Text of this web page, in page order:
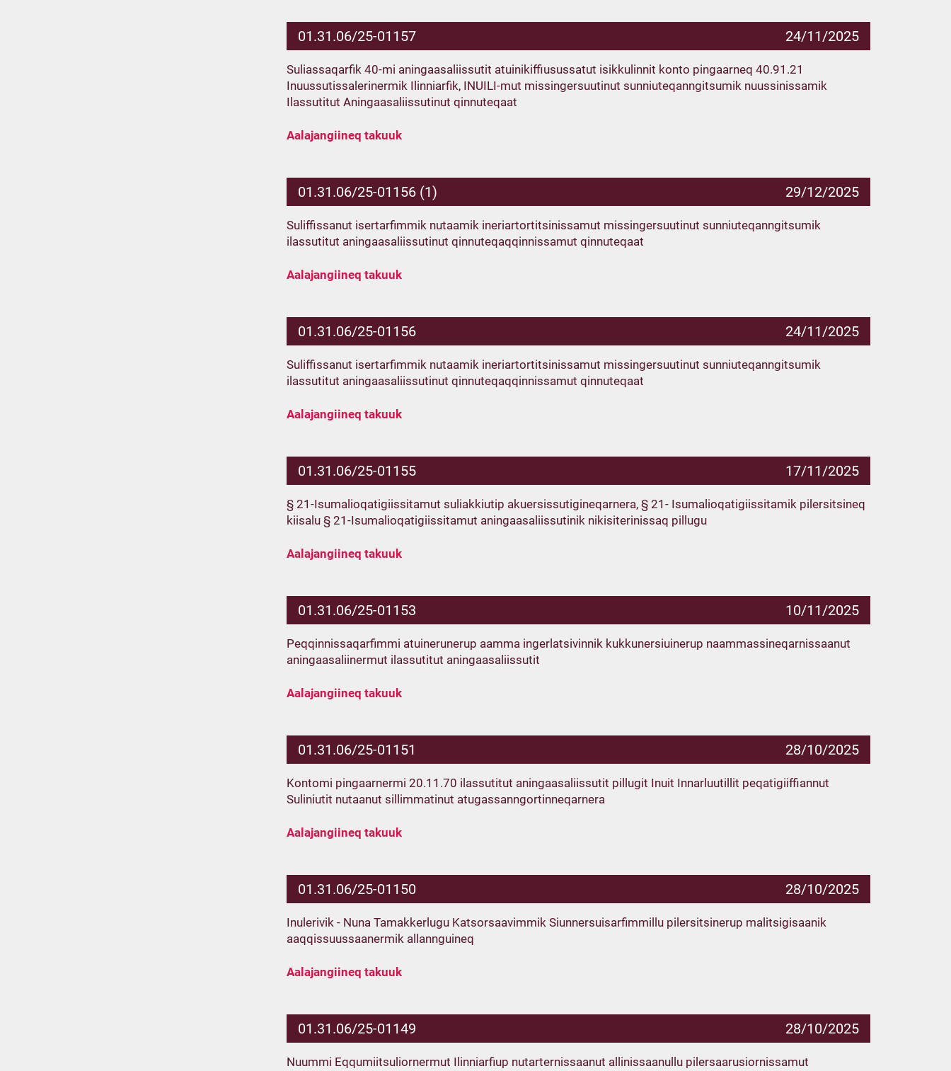
01.31.06/25-01157 24/11/2025
Suliassaqarfik 40-mi aningaasaliissutit atuinikiffiusussatut isikkulinnit konto pingaarneq 40.91.21
Inuussutissalerinermik Ilinniarfik, INUILI-mut missingersuutinut sunniuteqanngitsumik nuussinissamik
Ilassutitut Aningaasaliissutinut qinnuteqaat
Aalajangiineq takuuk
01.31.06/25-01156 (1) 29/12/2025
Suliffissanut isertarfimmik nutaamik ineriartortitsinissamut missingersuutinut sunniuteqanngitsumik
ilassutitut aningaasaliissutinut qinnuteqaqqinnissamut qinnuteqaat
Aalajangiineq takuuk
01.31.06/25-01156 24/11/2025
Suliffissanut isertarfimmik nutaamik ineriartortitsinissamut missingersuutinut sunniuteqanngitsumik
ilassutitut aningaasaliissutinut qinnuteqaqqinnissamut qinnuteqaat
Aalajangiineq takuuk
01.31.06/25-01155 17/11/2025
§ 21-Isumalioqatigiissitamut suliakkiutip akuersissutigineqarnera, § 21- Isumalioqatigiissitamik pilersitsineq
kiisalu § 21-Isumalioqatigiissitamut aningaasaliissutinik nikisiterinissaq pillugu
Aalajangiineq takuuk
01.31.06/25-01153 10/11/2025
Peqqinnissaqarfimmi atuinerunerup aamma ingerlatsivinnik kukkunersiuinerup naammassineqarnissaanut
aningaasaliinermut ilassutitut aningaasaliissutit
Aalajangiineq takuuk
01.31.06/25-01151 28/10/2025
Kontomi pingaarnermi 20.11.70 ilassutitut aningaasaliissutit pillugit Inuit Innarluutillit peqatigiiffiannut
Suliniutit nutaanut sillimmatinut atugassanngortinneqarnera
Aalajangiineq takuuk
01.31.06/25-01150 28/10/2025
Inulerivik - Nuna Tamakkerlugu Katsorsaavimmik Siunnersuisarfimmillu pilersitsinerup malitsigisaanik
aaqqissuussaanermik allannguineq
Aalajangiineq takuuk
01.31.06/25-01149 28/10/2025
Nuummi Eqqumiitsuliornermut Ilinniarfiup nutarternissaanut allinissaanullu pilersaarusiornissamut